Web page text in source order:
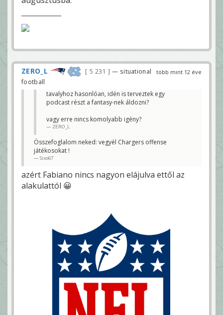
több mint 12 éve
ZERO_L 5 231
— situational
football
tavalyhoz hasonlóan, idén is terveztek egy
podcast részt a fantasy-nek áldozni?
vagy erre nincs komolyabb igény?
ZERO_L
Összefoglalom neked: vegyél Chargers offense
játékosokat !
Sixo67
azért Fabiano nincs nagyon elájulva ettől az
alakulattól 😀